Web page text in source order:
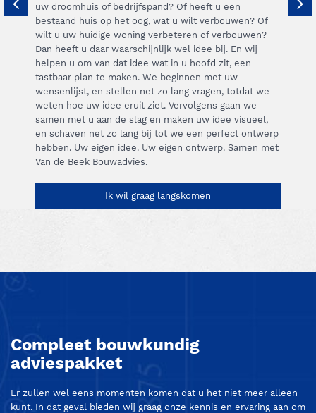
uw droomhuis of bedrijfspand? Of heeft u een
bestaand huis op het oog, wat u wilt verbouwen? Of
wilt u uw huidige woning verbeteren of verbouwen?
Dan heeft u daar waarschijnlijk wel idee bij. En wij
helpen u om van dat idee wat in u hoofd zit, een
tastbaar plan te maken. We beginnen met uw
wensenlijst, en stellen net zo lang vragen, totdat we
weten hoe uw idee eruit ziet. Vervolgens gaan we
samen met u aan de slag en maken uw idee visueel,
en schaven net zo lang bij tot we een perfect ontwerp
hebben. Uw eigen idee. Uw eigen ontwerp. Samen met
Van de Beek Bouwadvies.
Ik wil graag langskomen
Compleet bouwkundig
adviespakket
Er zullen wel eens momenten komen dat u het niet meer alleen
kunt. In dat geval bieden wij graag onze kennis en ervaring aan om